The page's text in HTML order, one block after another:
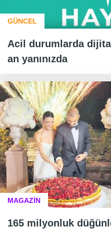
GÜNCEL
Acil durumlarda
an yanınızda
MAGAZİN
165 milyonluk